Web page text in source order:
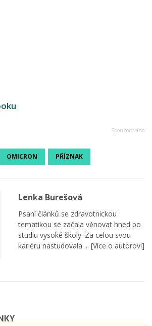
OMICRON PŘÍZNAK
Lenka Burešová
Psaní článků se zdravotnickou
tematikou se začala věnovat hned po
studiu vysoké školy. Za celou svou
kariéru nastudovala ... [Více o autorovi]